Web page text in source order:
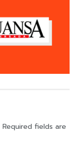
Required fields are